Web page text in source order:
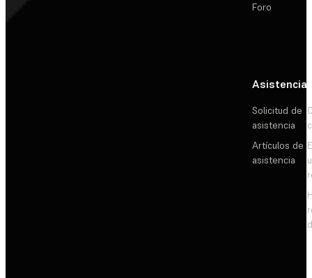
Foro
Asistencia
Solicitud de
asistencia
Artículos de
asistencia